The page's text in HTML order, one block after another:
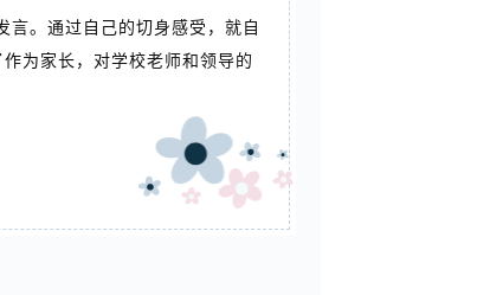
言。通过自己的切身感受，就自
为家长，对学校老师和领导的